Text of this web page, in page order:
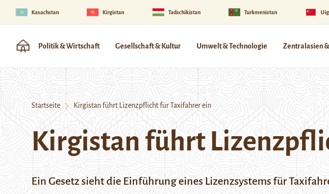
Kasachstan Kirgistan Tadschikistan Turkmenistan
Politik & Wirtschaft Gesellschaft & Kultur Umwelt & Technologie Zentralasien
Startseite Kirgistan führt Lizenzpflicht für Taxifahrer ein
Kirgistan führt
Ein Gesetz sieht die Einführung eines Lizenzsystems für